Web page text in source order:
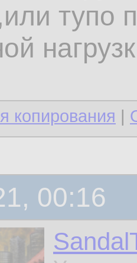
тупо
копирования |
00:16